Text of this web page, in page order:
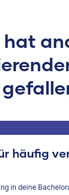
hat
häufig
in deine